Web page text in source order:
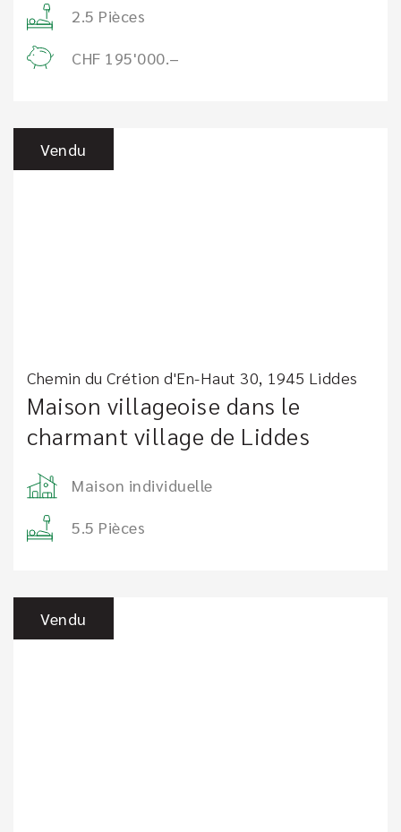
2.5 Pièces
CHF 195'000.–
Vendu
Chemin du Crétion d'En-Haut 30, 1945 Liddes
Maison villageoise dans le
charmant village de Liddes
Maison individuelle
5.5 Pièces
Vendu